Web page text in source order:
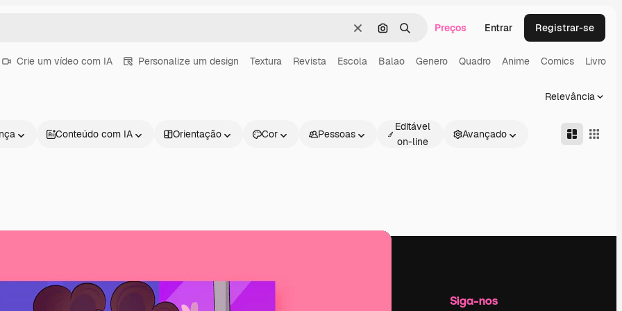
LimparPesquisar por imagem
BuscarPreços Entrar Registrar-se
Crie um vídeo com IA Personalize um design Textura Revista Escola Balao Genero Quadro Anime Comics Livro
Relevância
Conteúdo com IA Orientação Cor Pessoas
Editável
on-line
Avançado
Produtos Começar Siga-nos